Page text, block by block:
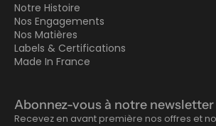
Notre Histoire
Nos Engagements
Nos Matières
Labels & Certifications
Made In France
Recevez en avant première nos offres et
Abonnez-vous à notre newsletter